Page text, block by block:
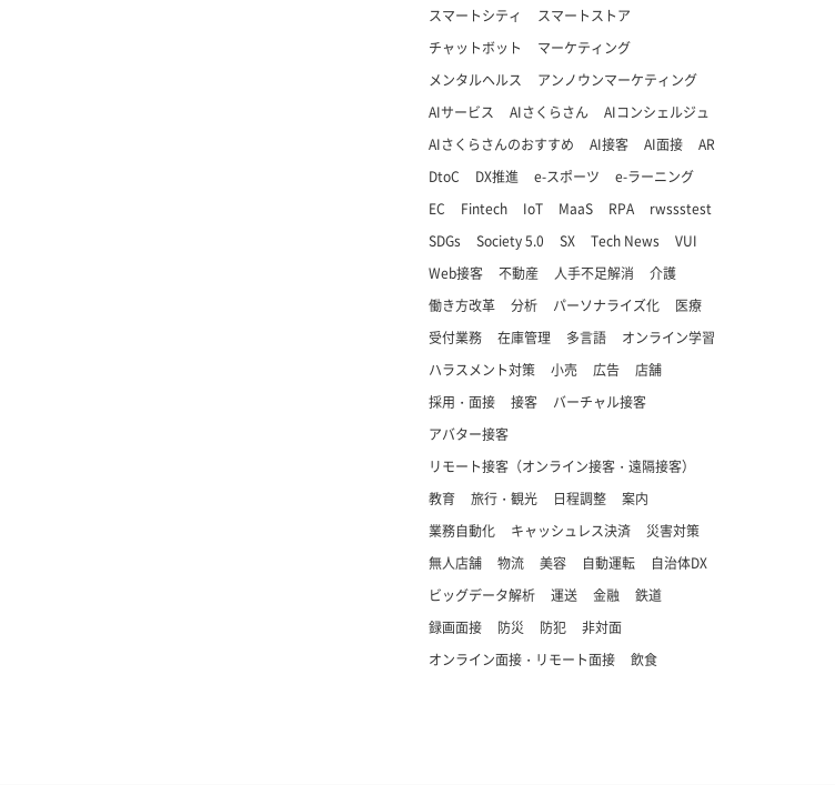
スマートシティ
スマートストア
チャットボット
マーケティング
メンタルヘルス
アンノウンマーケティング
AIサービス
AIさくらさん
AIコンシェルジュ
AIさくらさんのおすすめ
AI接客 AI面接
AR
DtoC
DX推進 e-スポーツ
e-ラーニング
EC
Fintech IoT MaaS RPA
rwssstest
SDGs
Society 5.0 SX Tech News
VUI
Web接客
不動産 人手不足解消
介護
働き方改革
分析 パーソナライズ化
医療
受付業務
在庫管理 多言語
オンライン学習
ハラスメント対策
小売 広告
店舗
採用・面接
接客
バーチャル接客
アバター接客
リモート接客（オンライン接客・遠隔接客）
教育
旅行・観光 日程調整
案内
業務自動化
キャッシュレス決済
災害対策
無人店舗
物流 美容 自動運転
自治体DX
ビッグデータ解析
運送 金融
鉄道
録画面接
防災 防犯
非対面
オンライン面接・リモート面接
飲食